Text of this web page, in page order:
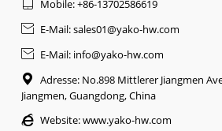
 Mobile: +86-13702586619
 E-Mail: sales01@yako-hw.com
 E-Mail: info@yako-hw.com

Adresse: No.898 Mittlerer Jiangmen
Jiangmen, Guangdong, China
 Website:www.yako-hw.com